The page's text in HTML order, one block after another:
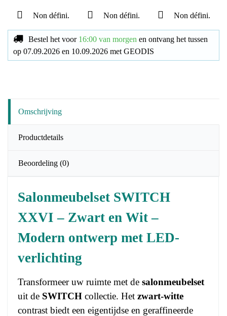
Non défini. Non défini. Non défini.
Bestel het voor 16:00 van morgen en ontvang het tussen
op 07.09.2026 en 10.09.2026 met GEODIS
Omschrijving
Productdetails
Beoordeling (0)
Salonmeubelset SWITCH
XXVI – Zwart en Wit –
Modern ontwerp met LED-
verlichting
Transformeer uw ruimte met de salonmeubelset
uit de SWITCH collectie. Het zwart-witte
contrast biedt een eigentijdse en geraffineerde